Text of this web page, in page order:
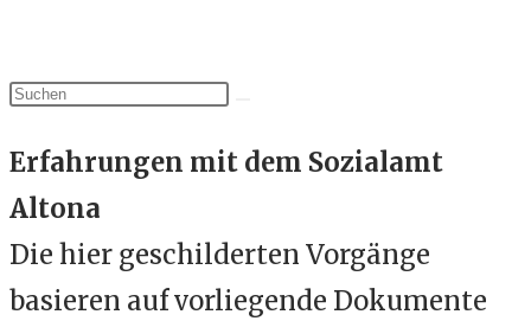
Erfahrungen mit dem Sozialamt
Altona
Die hier geschilderten Vorgänge
basieren auf vorliegende Dokumente